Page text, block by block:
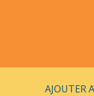
AJOUTER